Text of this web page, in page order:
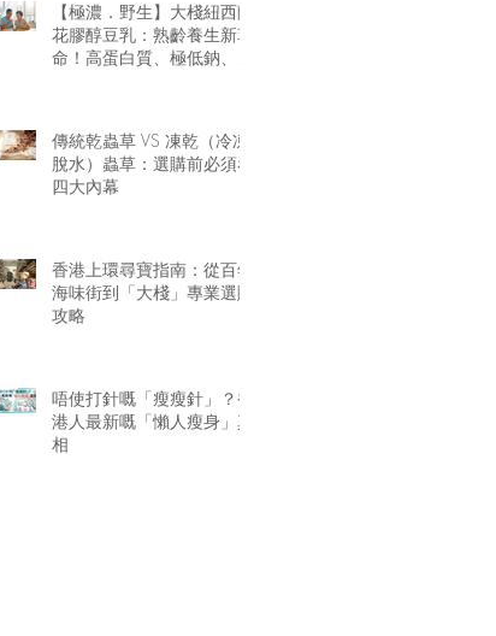
【極濃．野生】大棧紐西蘭
花膠醇豆乳：熟齡養生新革
命！高蛋白質、極低鈉、零
傳統乾蟲草 VS 凍乾（冷凍
脫水）蟲草：選購前必須看
四大內幕
香港上環尋寶指南：從百年
海味街到「大棧」專業選購
攻略
唔使打針嘅「瘦瘦針」？香
港人最新嘅「懶人瘦身」真
相